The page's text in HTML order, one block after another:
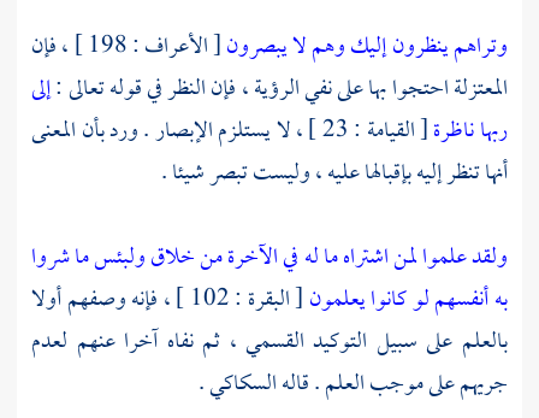
وتراهم ينظرون إليك وهم لا يبصرون[ الأعراف : 198 ] ، فإن
المعتزلةاحتجوا بها على نفي الرؤية ، فإن النظر في قوله تعالى :إلى
ربها ناظرة
[ القيامة : 23 ] ، لا يستلزم الإبصار . ورد بأن المعنى
أنها تنظر إليه بإقبالها عليه ، وليست تبصر شيئا .
ولقد علموا لمن اشتراه ما له في الآخرة من خلاق ولبئس ما شروا
به أنفسهم لو كانوا يعلمون
[ البقرة : 102 ] ، فإنه وصفهم أولا
بالعلم على سبيل التوكيد القسمي ، ثم نفاه آخرا عنهم لعدم
جريهم على موجب العلم . قاله السكاكي .